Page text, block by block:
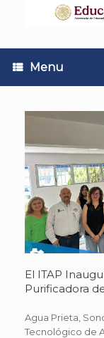
Menu
El ITAP
Purificadora
Agua Prieta,
Tecnológico de